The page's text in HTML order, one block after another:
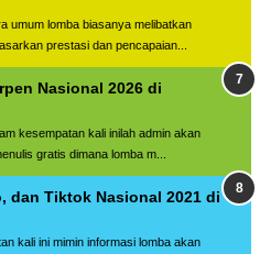
umum lomba biasanya melibatkan
prestasi dan pencapaian...
Nasional 2026 di
kesempatan kali inilah admin akan
gratis dimana lomba m...
dan Tiktok Nasional 2021 di
kali ini mimin informasi lomba akan